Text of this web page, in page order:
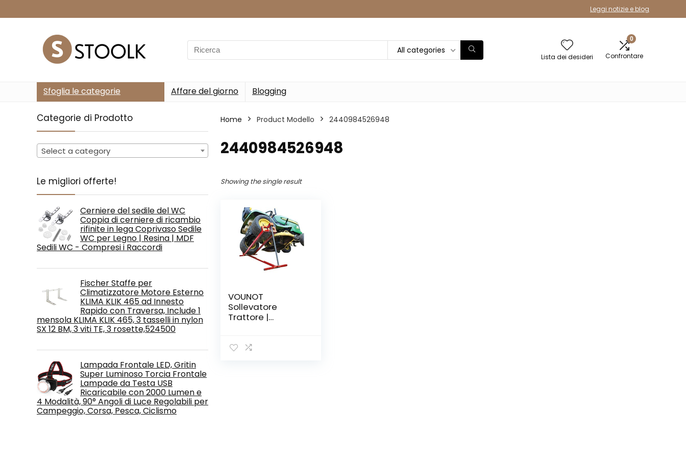
Leggi notizie e blog
Search
for:
All categories
Lista dei desideri
0
Confrontare
Sfoglia le categorie Affare del giorno Blogging
Categorie di Prodotto
Select a category
Le migliori offerte!
Cerniere del sedile del WC
Coppia di cerniere di ricambio
rifinite in lega Coprivaso Sedile
WC per Legno | Resina | MDF
Sedili WC - Compresi i Raccordi
Fischer Staffe per
Climatizzatore Motore Esterno
KLIMA KLIK 465 ad Innesto
Rapido con Traversa, Include 1
mensola KLIMA KLIK 465, 3 tasselli in nylon
SX 12 BM, 3 viti TE, 3 rosette,524500
Lampada Frontale LED, Gritin
Super Luminoso Torcia Frontale
Lampade da Testa USB
Ricaricabile con 2000 Lumen e
4 Modalità, 90° Angoli di Luce Regolabili per
Campeggio, Corsa, Pesca, Ciclismo
Home Product Modello ‎2440984526948
‎2440984526948
Showing the single result
VOUNOT
Sollevatore
Trattore |
Telescopico | 30%